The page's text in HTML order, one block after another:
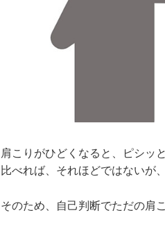
肩こりがひどくなると、ピシッ
比べれば、それほどではないが
そのため、自己判断でただの肩